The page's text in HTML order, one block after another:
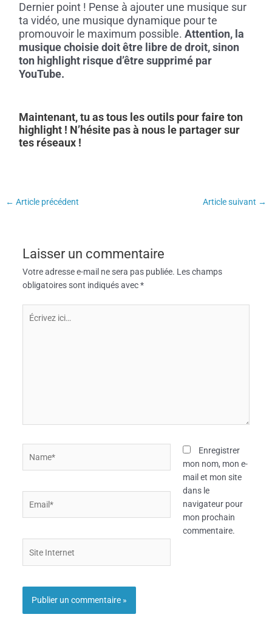
Dernier point ! Pense à ajouter une musique sur
ta vidéo, une musique dynamique pour te
promouvoir le maximum possible.Attention, la
musique choisie doit être libre de droit, sinon
ton highlight risque d’être supprimé par
YouTube.
Maintenant, tu as tous les outils pour faire ton
highlight ! N’hésite pas à nous le partager sur
tes réseaux !
← Article précédent Article suivant →
Laisser un commentaire
Votre adresse e-mail ne sera pas publiée. Les champs
obligatoires sont indiqués avec*
ici…
Internet
Enregistrer
mon nom, mon e-
mail et mon site
dans le
navigateur pour
mon prochain
commentaire.